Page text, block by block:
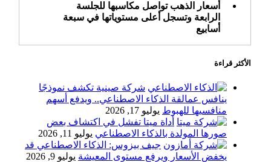
أسعار الذهب تواصل مكاسبها للجلسة
الرابعة وتسجل أعلى مستوياتها في سبعة
أسابيع
أسعار النفط ترتفع وسط ترقب نتائج
«طيران الرياض» يدشن أولى رحلاته إلى
مومباي ويضيف الوجهة التشغيلية الثامنة
الأكثر قراءة
شركة صينية تكشف نموذجًا
ينافس عمالقة الذكاء الاصطناعي.. ويدفع أسهم
منافسيها للهبوط يوليو 17, 2026
أداة ميتا تفشل في اكتشاف بعض
صورها المولدة بالذكاء الاصطناعي يوليو 11, 2026
جيف بيزوس: الذكاء الاصطناعي قد
يخفض الأسعار ويرفع مستوى المعيشة يوليو 9, 2026